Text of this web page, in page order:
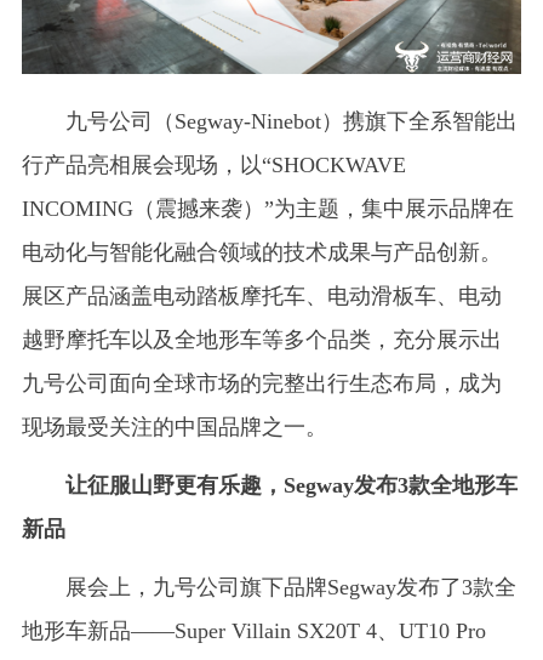
九号公司（Segway-Ninebot）携旗下全系智能出
行产品亮相展会现场，以“SHOCKWAVE
INCOMING（震撼来袭）”为主题，集中展示品牌在
电动化与智能化融合领域的技术成果与产品创新。
展区产品涵盖电动踏板摩托车、电动滑板车、电动
越野摩托车以及全地形车等多个品类，充分展示出
九号公司面向全球市场的完整出行生态布局，成为
现场最受关注的中国品牌之一。
让征服山野更有乐趣，Segway发布3款全地形车
新品
展会上，九号公司旗下品牌Segway发布了3款全
地形车新品——Super Villain SX20T 4、UT10 Pro